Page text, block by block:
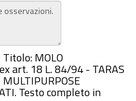
MOLO
art. 18 L. 84/94 - TARAS
Testo completo in